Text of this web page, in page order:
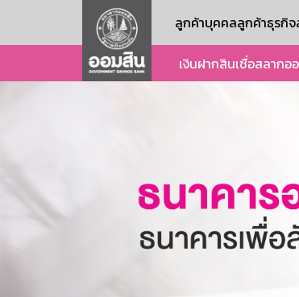
ลูกค้าบุคคลลูกค้าธุรกิจ
เงินฝากสินเชื่อสลากอ